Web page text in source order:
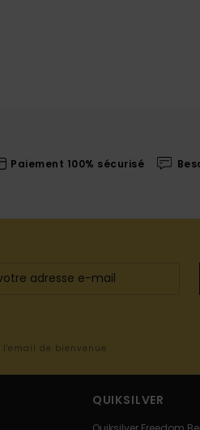
Paiement 100% sécurisé
de bienvenue
QUIKSILVER